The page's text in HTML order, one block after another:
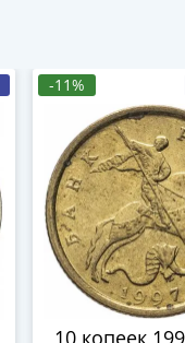
-11%
10 копеек